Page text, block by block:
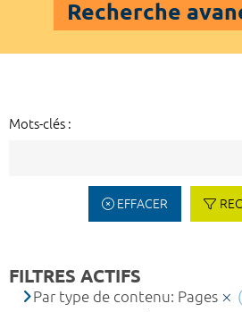
Recherche
Mots-clés :
EFFACER
FILTRES ACTIFS
Par type de contenu: Pages